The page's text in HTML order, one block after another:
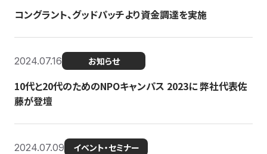
コングラント、グッドパッチより資金調達を実施
2024.07.16 お知らせ
10代と20代のためのNPOキャンパス 2023に 弊社代表佐
藤が登壇
2024.07.09 イベント・セミナー